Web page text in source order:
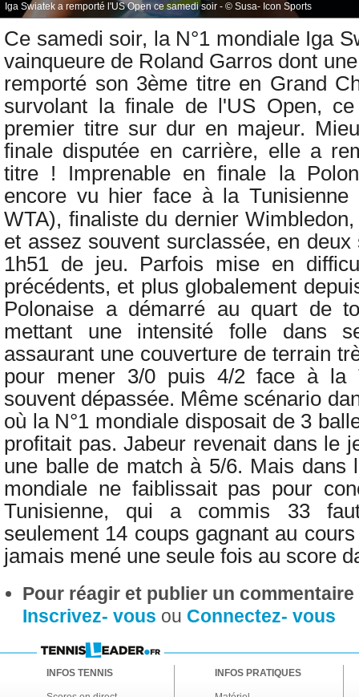
Iga Swiatek a remporté l'US Open ce samedi soir - © Susa- Icon Sports
Ce samedi soir, la N°1 mondialeIga
vainqueure de Roland Garros dont
remporté son 3ème titre en Grand
survolant la finale de l'US Open,
premier titre sur dur en majeur.
finale disputée en carrière, elle a
titre ! Imprenable en finale la
encore vu hier face à la Tunisienne
WTA), finaliste du dernier
et assez souvent surclassée, en
1h51 de jeu. Parfois mise en
précédents, et plus globalement
Polonaise a démarré au quart de
mettant une intensité folle dans
assaurant une couverture de terrain
pour mener 3/0 puis 4/2 face à la
souvent dépassée. Même scénario
où la N°1 mondiale disposait de 3
profitait pas. Jabeur revenait dans le
une balle de match à 5/6. Mais dans
mondiale ne faiblissait pas pour
Tunisienne, qui a commis 33
seulement 14 coups gagnant au
jamais mené une seule fois au score
Pour réagir et publier un
Inscrivez- vous ou Connectez- vous
INFOS TENNIS INFOS PRATIQUES